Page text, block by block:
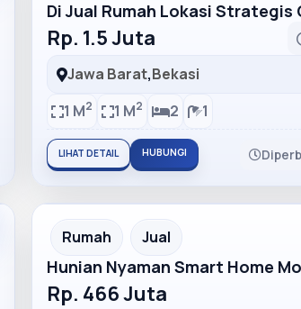
Di Jual Rumah Lokasi Strategis
Rp. 1.5 Juta
Jawa Barat,Bekasi
1 M2 1 M2 2 1
LIHAT DETAIL HUBUNGI
Partner Ad
Rumah Jual
Hunian Nyaman Smart Home
Rp. 466 Juta